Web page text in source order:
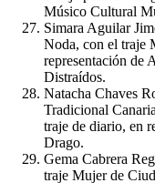
Músico Cultural
Simara Aguilar
Noda, con el traje
representación de
Distraídos.
Natacha Chaves
Tradicional
traje de diario, en
Drago.
Gema Cabrera
traje Mujer de